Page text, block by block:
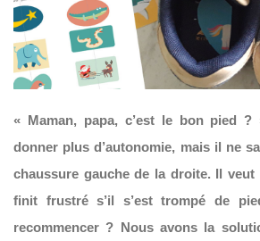
« Maman, papa, c’est le bon pied ?
donner plus d’autonomie, mais il ne
chaussure gauche de la droite. Il
finit frustré s’il s’est trompé de
recommencer ? Nous avons la